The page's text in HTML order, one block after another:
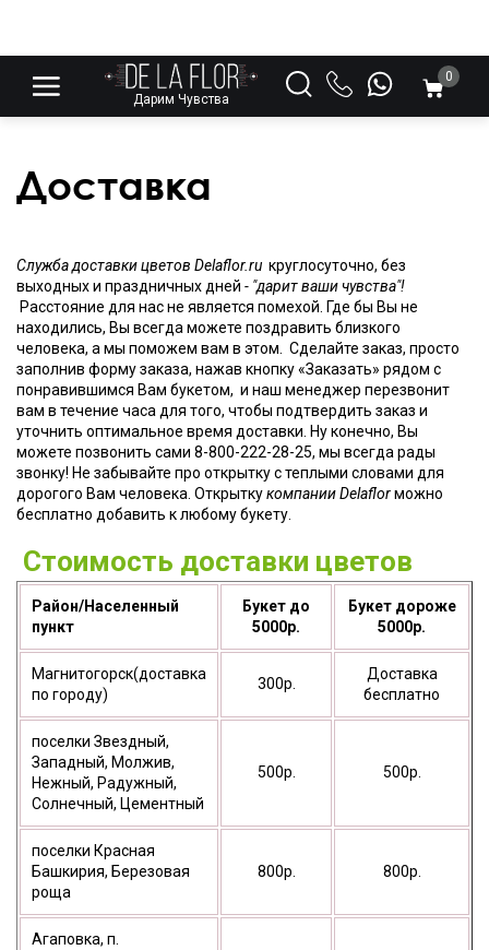
Дарим Чувства
0
Доставка
Служба доставки цветов Delaflor.ru круглосуточно, без
выходных и праздничных дней - "дарит ваши чувства"!
Расстояние для нас не является помехой. Где бы Вы не
находились, Вы всегда можете поздравить близкого
человека, а мы поможем вам в этом. Сделайте заказ, просто
заполнив форму заказа, нажав кнопку «Заказать» рядом с
понравившимся Вам букетом, и наш менеджер перезвонит
вам в течение часа для того, чтобы подтвердить заказ и
уточнить оптимальное время доставки. Ну конечно, Вы
можете позвонить сами 8-800-222-28-25, мы всегда рады
звонку! Не забывайте про открытку с теплыми словами для
дорогого Вам человека. Открыткукомпании Delaflorможно
бесплатно добавить к любому букету.
Стоимость доставки цветов
Район/Населенный
пункт
Букет до
5000р.
Букет дороже
5000р.
Магнитогорск(доставка
по городу)
300р.
Доставка
бесплатно
поселки Звездный,
Западный, Молжив,
Нежный, Радужный,
Солнечный, Цементный
500р. 500р.
поселки Красная
Башкирия, Березовая
роща
800р. 800р.
Агаповка, п.